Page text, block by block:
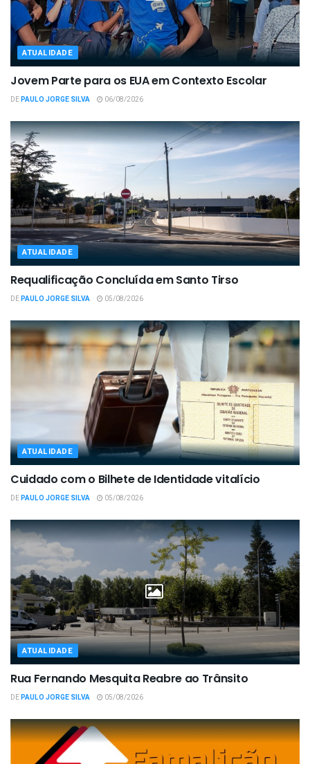
ATUALIDADE
Jovem Parte para os EUA em Contexto Escolar
DEPAULO JORGE SILVA 06/08/2026
ATUALIDADE
Requalificação Concluída em Santo Tirso
DEPAULO JORGE SILVA 05/08/2026
ATUALIDADE
Cuidado com o Bilhete de Identidade vitalício
DEPAULO JORGE SILVA 05/08/2026
ATUALIDADE
Rua Fernando Mesquita Reabre ao Trânsito
DEPAULO JORGE SILVA 05/08/2026